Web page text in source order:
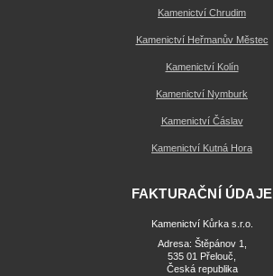
Kamenictví Chrudim
Kamenictví Heřmanův Městec
Kamenictví Kolín
Kamenictví Nymburk
Kamenictví Čáslav
Kamenictví Kutná Hora
FAKTURAČNÍ ÚDAJE
Kamenictví Kůrka s.r.o.
Adresa: Štěpánov 1,
535 01 Přelouč,
Česká republika